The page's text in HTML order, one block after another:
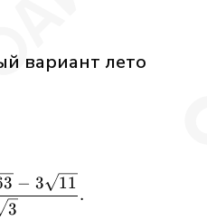
вариант лето
\frac{\sqrt{99} +
3
− 3 11
.